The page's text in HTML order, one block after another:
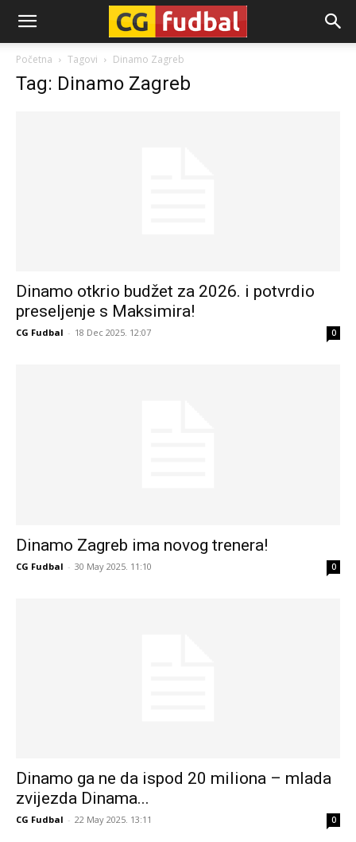
CG-
Fudbal
Početna Tagovi Dinamo Zagreb
Tag: Dinamo Zagreb
Dinamo otkrio budžet za 2026. i potvrdio
preseljenje s Maksimira!
CG Fudbal - 18 Dec 2025. 12:07 0
Dinamo Zagreb ima novog trenera!
CG Fudbal - 30 May 2025. 11:10 0
Dinamo ga ne da ispod 20 miliona – mlada
zvijezda Dinama...
CG Fudbal - 22 May 2025. 13:11 0